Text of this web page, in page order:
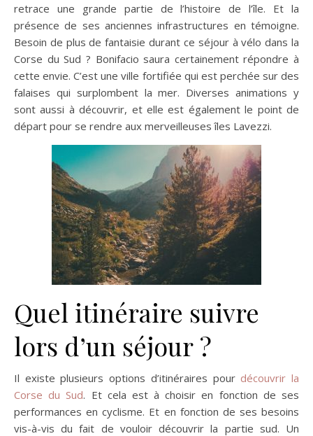
retrace une grande partie de l’histoire de l’île. Et la
présence de ses anciennes infrastructures en témoigne.
Besoin de plus de fantaisie durant ce séjour à vélo dans la
Corse du Sud ? Bonifacio saura certainement répondre à
cette envie. C’est une ville fortifiée qui est perchée sur des
falaises qui surplombent la mer. Diverses animations y
sont aussi à découvrir, et elle est également le point de
départ pour se rendre aux merveilleuses îles Lavezzi.
Quel itinéraire suivre
lors d’un séjour ?
Il existe plusieurs options d’itinéraires pour découvrir la
Corse du Sud. Et cela est à choisir en fonction de ses
performances en cyclisme. Et en fonction de ses besoins
vis-à-vis du fait de vouloir découvrir la partie sud. Un